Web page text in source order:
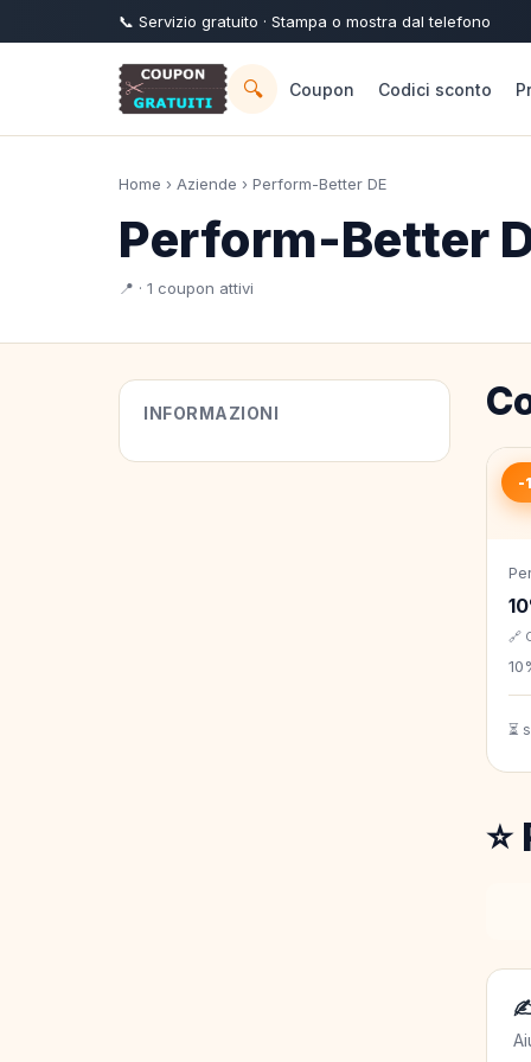
📞 Servizio gratuito · Stampa o mostra dal telefono
🔍 Coupon Codici sconto
Home › Aziende › Perform-Better DE
Perform-Better
📍 · 1 coupon attivi
INFORMAZIONI
-
🔗
⏳
✍️